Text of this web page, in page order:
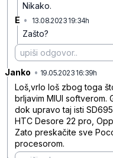
Nikako.
E • 13.08.2023 19:34h
Zašto?
Janko • 19.05.2023 16:39h
Loš,vrlo loš zbog toga
brljavim MIUI softverom.
dok upravo taj isti
HTC Desore 22 pro,
Zato preskačite sve
procesorom.